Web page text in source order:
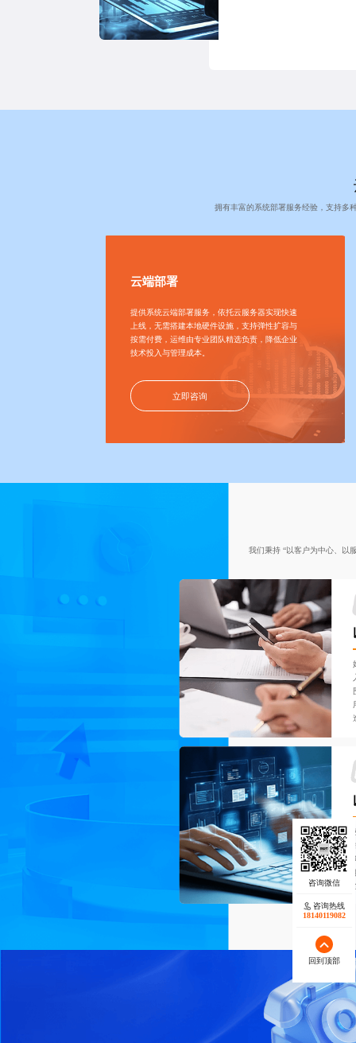
拥有丰富的系统部署服务经验，支持多
云端部署
提供系统云端部署服务，依托云服务器实现快速
上线，无需搭建本地硬件设施，支持弹性扩容与
按需付费，运维由专业团队精选负责，降低企业
技术投入与管理成本。
立即咨询
我们秉持 “以客户为中心、以
咨询热线
18140119082
回到顶部